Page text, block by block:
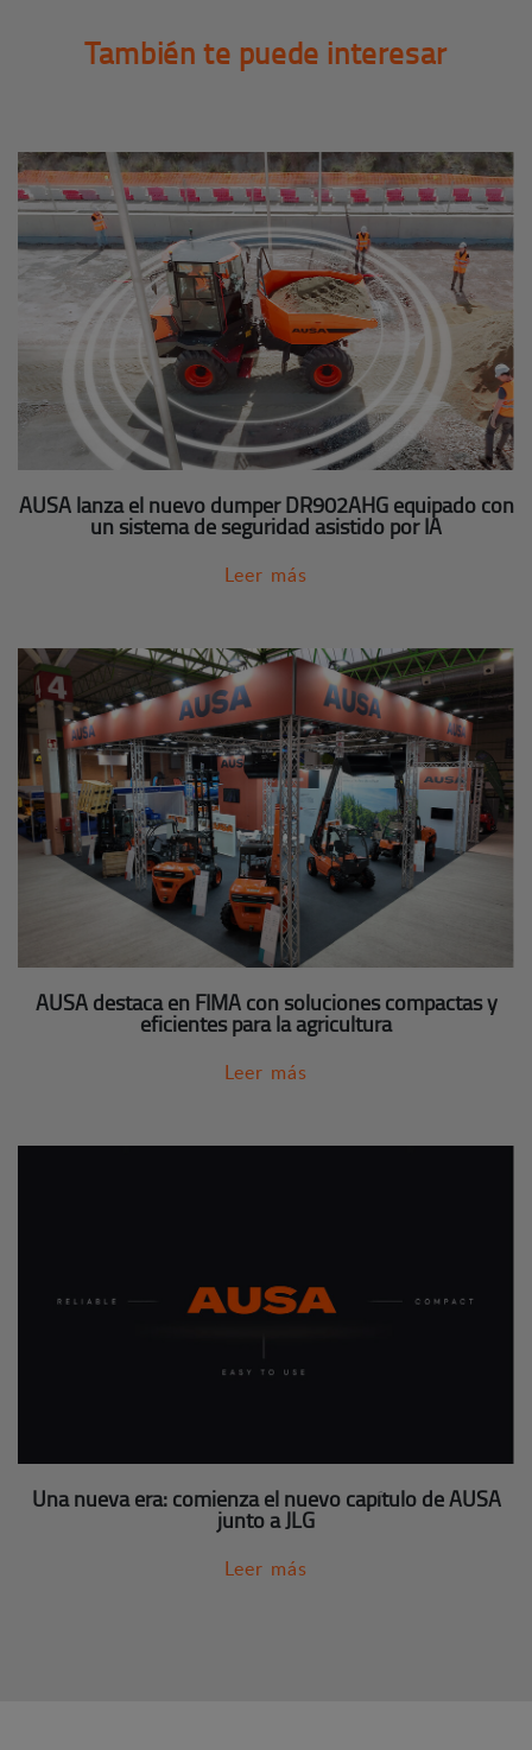
También te puede interesar
AUSA lanza el nuevo dumper DR902AHG equipado con
un sistema de seguridad asistido por IA
Leer más
AUSA destaca en FIMA con soluciones compactas y
eficientes para la agricultura
Leer más
Una nueva era: comienza el nuevo capítulo de AUSA
junto a JLG
Leer más